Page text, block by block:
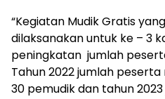
“Kegiatan Mudik Gratis
dilaksanakan untuk ke – 3
peningkatan jumlah
Tahun 2022 jumlah
30 pemudik dan tahun